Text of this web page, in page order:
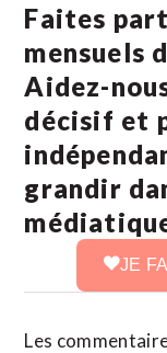
Faites
mensuels
Aidez-
décisif et
grandir
JE
Les